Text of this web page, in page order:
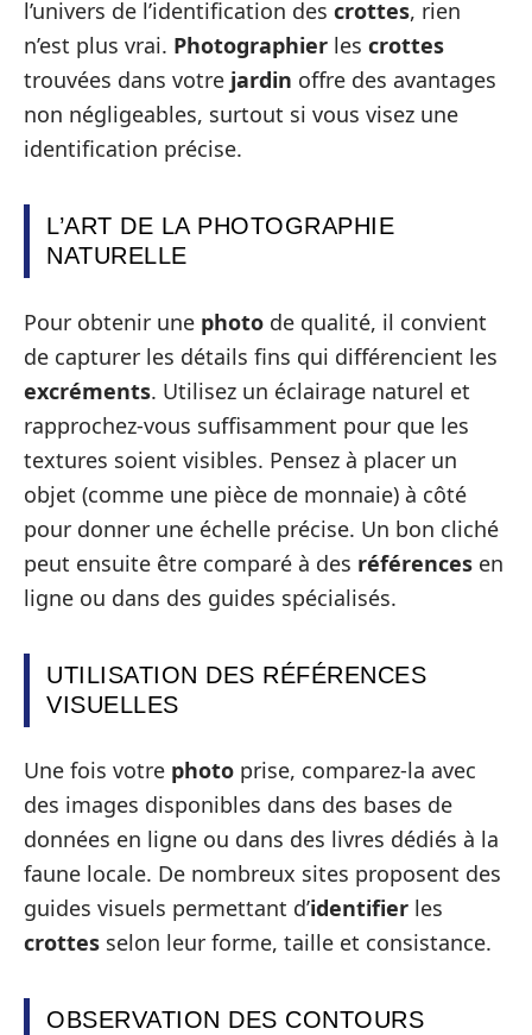
l’univers de l’identification des crottes, rien
n’est plus vrai. Photographier les crottes
trouvées dans votre jardin offre des avantages
non négligeables, surtout si vous visez une
identification précise.
L’ART DE LA PHOTOGRAPHIE
NATURELLE
Pour obtenir une photo de qualité, il convient
de capturer les détails fins qui différencient les
excréments. Utilisez un éclairage naturel et
rapprochez-vous suffisamment pour que les
textures soient visibles. Pensez à placer un
objet (comme une pièce de monnaie) à côté
pour donner une échelle précise. Un bon cliché
peut ensuite être comparé à des références en
ligne ou dans des guides spécialisés.
UTILISATION DES RÉFÉRENCES
VISUELLES
Une fois votre photo prise, comparez-la avec
des images disponibles dans des bases de
données en ligne ou dans des livres dédiés à la
faune locale. De nombreux sites proposent des
guides visuels permettant d’identifier les
crottes selon leur forme, taille et consistance.
OBSERVATION DES CONTOURS